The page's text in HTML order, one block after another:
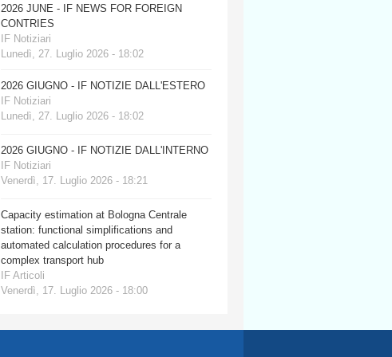
2026 JUNE - IF NEWS FOR FOREIGN
CONTRIES
IF Notiziari
Lunedì, 27. Luglio 2026 - 18:02
2026 GIUGNO - IF NOTIZIE DALL'ESTERO
IF Notiziari
Lunedì, 27. Luglio 2026 - 18:02
2026 GIUGNO - IF NOTIZIE DALL'INTERNO
IF Notiziari
Venerdì, 17. Luglio 2026 - 18:21
Capacity estimation at Bologna Centrale
station: functional simplifications and
automated calculation procedures for a
complex transport hub
IF Articoli
Venerdì, 17. Luglio 2026 - 18:00